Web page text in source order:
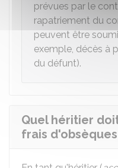
prévues par le
rapatriement du
peuvent être
exemple, décès à
du défunt).
Quel héritier
frais d'obsèques